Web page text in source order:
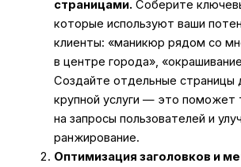
страницами. Соберите
которые используют ваши
клиенты: «маникюр рядом со
в центре города»,
Создайте отдельные страницы
крупной услуги — это поможет
на запросы пользователей и
ранжирование.
Оптимизация заголовков и